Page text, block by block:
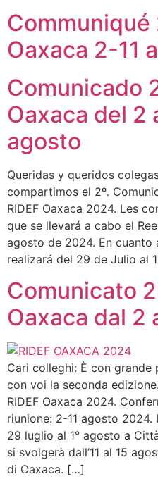
Communiqué
Oaxaca 2-11
Comunicado
Oaxaca del 2
agosto
Queridas y queridos
compartimos el 2º.
RIDEF Oaxaca 2024. Les
que se llevará a cabo el
agosto de 2024. En cuanto
realizará del 29 de Julio al
Comunicato
Oaxaca dal 2
Cari colleghi: È con
con voi la seconda
RIDEF Oaxaca 2024.
riunione: 2-11 agosto 2024.
29 luglio al 1° agosto a
si svolgerà dall’11 al 15
di Oaxaca. […]